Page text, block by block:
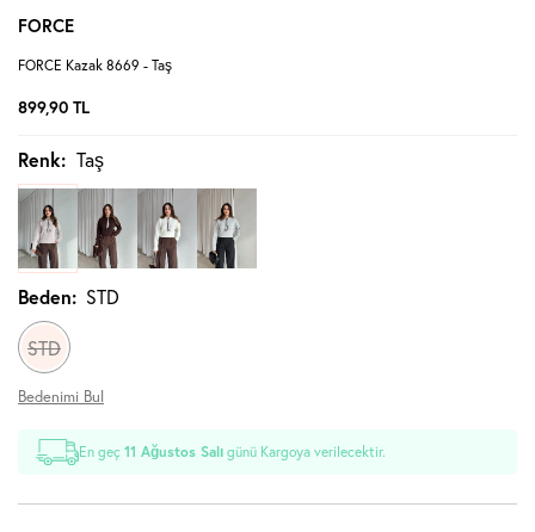
FORCE
FORCE Kazak 8669 - Taş
899,90 TL
Renk: Taş
Beden: STD
STD
Bedenimi Bul
En geç11 Ağustos Salı günü Kargoya verilecektir.